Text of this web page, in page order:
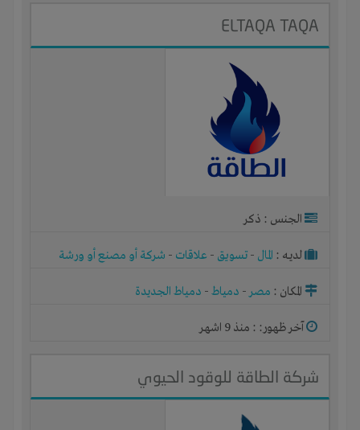
ELTAQA TAQA
الجنس : ذكر
لديـه : المال - تسويق - علاقات - شركة أو مصنع أو ورشة
المكان : مصر- دمياط- دمياط الجديدة
آخر ظهور: : منذ 9 اشهر
شركة الطاقة للوقود الحيوي